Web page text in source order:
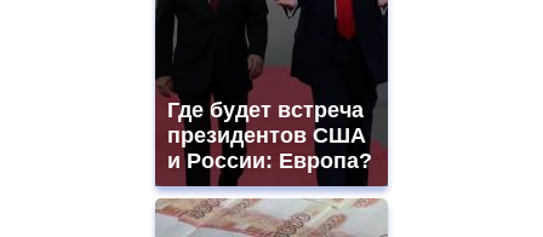
Где будет встреча
президентов США
и России: Европа?